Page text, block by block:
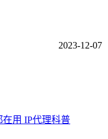
2023-12-07
IP代理科普